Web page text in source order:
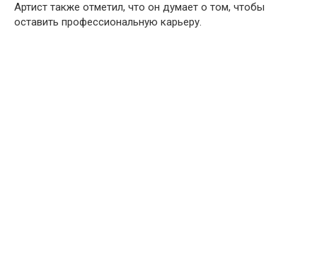
Артист также отметил, что он думает о том, чтобы
оставить профессиональную карьеру.